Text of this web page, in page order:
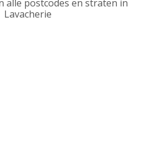
alle postcodes en straten in
Lavacherie